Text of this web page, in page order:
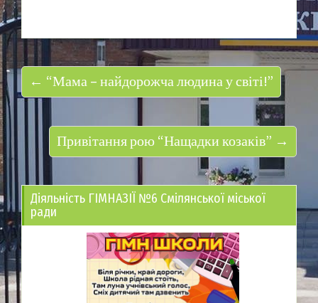
← “Мама – найдорожча людина у світі!”
Привітання рою “Нащадки козаків” →
Діяльність ГІМНАЗІЇ №6 Смілянської міської
ради